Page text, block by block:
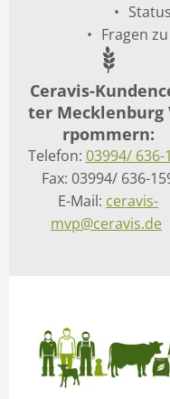
Fragen
Ceravis-
ter Mecklenburg
rpommern:
Telefon: 03994/ 636-
Fax: 03994/ 636-
E-Mail: ceravis-
mvp@ceravis.de